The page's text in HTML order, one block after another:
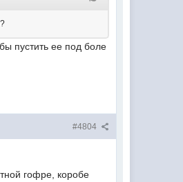
пустить ее под боле
#4804
гофре, коробе